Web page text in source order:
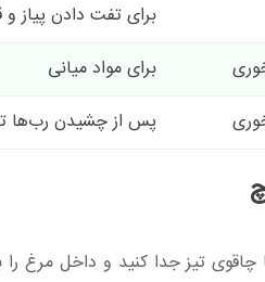
برای تفت دادن پیاز و
برای مواد میانی
پس از چشیدن رب‌ها
تیز جدا کنید و داخل مرغ